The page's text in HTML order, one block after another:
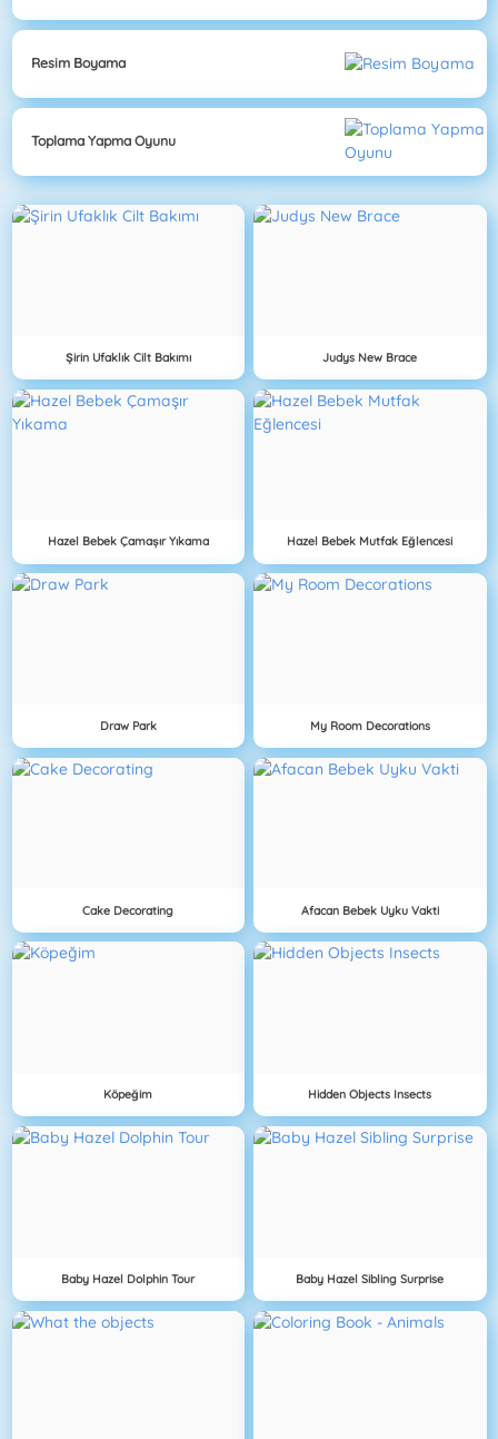
Resim Boyama
Toplama Yapma Oyunu
Şirin Ufaklık Cilt Bakımı Judys New Brace
Hazel Bebek Çamaşır Yıkama Hazel Bebek Mutfak Eğlencesi
Draw Park My Room Decorations
Cake Decorating Afacan Bebek Uyku Vakti
Köpeğim Hidden Objects Insects
Baby Hazel Dolphin Tour Baby Hazel Sibling Surprise